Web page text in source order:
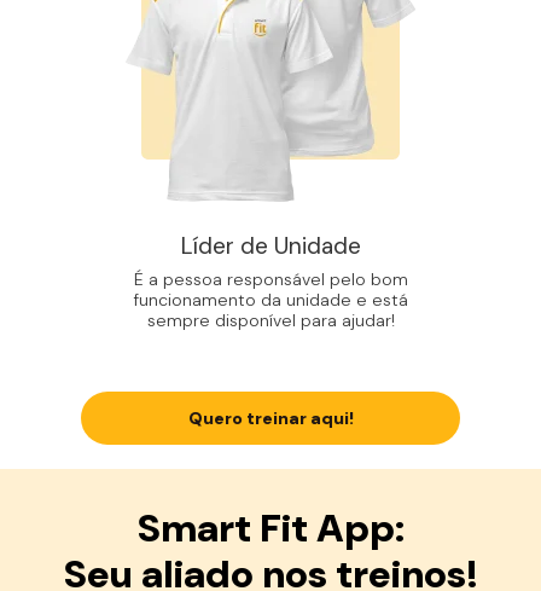
Líder de Unidade
É a pessoa responsável pelo bom
funcionamento da unidade e está
sempre disponível para ajudar!
Quero treinar aqui!
Smart Fit App:
Seu aliado nos treinos!